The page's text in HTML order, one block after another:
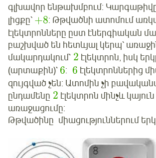
գլխավոր ենթախմբում:
լիցքը՝ +8: Թթվածնի ատոմում
էլեկտրոնները ըստ էներգիական
բաշխված են հետևյալ կերպ՝
մակարդակում` 2 էլեկտրոն, իսկ
(արտաքին)` 6: 6 էլեկտրոններից
զույգված չեն: Ատոմին չի
ընդամենը 2 էլեկտրոն մինչև
առաջացումը:
Թթվածինը միացություններում